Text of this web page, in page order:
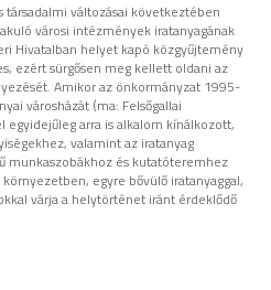
társadalmi változásai következtében
városi intézmények iratanyagának
Hivatalban helyet kapó közgyűjtemény
ezért sürgősen meg kellett oldani az
Amikor az önkormányzat 1995-
városházát (ma: Felsőgallai
arra is alkalom kínálkozott,
valamint az iratanyag
munkaszobákhoz és kutatóteremhez
egyre bővülő iratanyaggal,
várja a helytörténet iránt érdeklődő